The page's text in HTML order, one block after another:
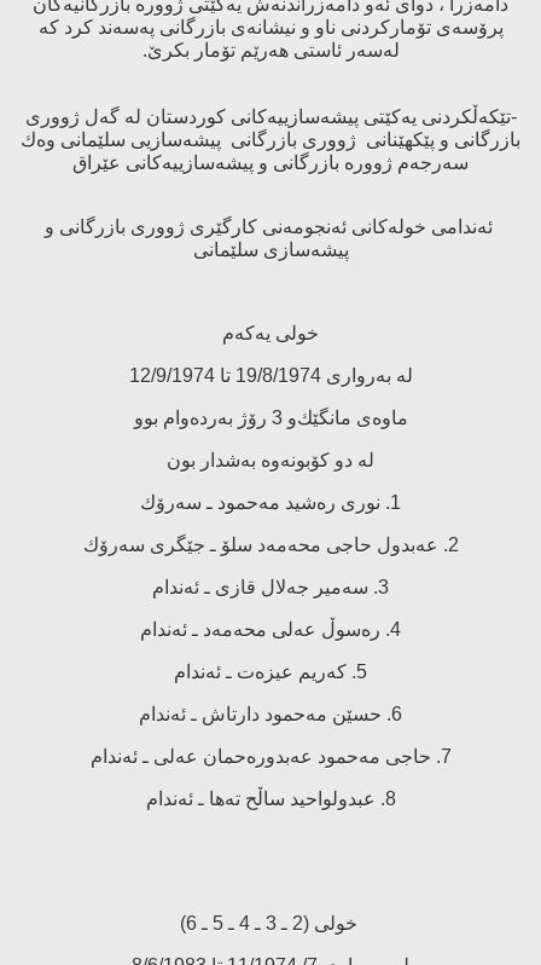
دامه‌زرا ، دوای‌ ئه‌و دامه‌زراندنه‌ش یه‌كێتی‌ ژووره‌ بازرگانیه‌كان
پرۆسه‌ی‌ تۆماركردنی‌ ناو و نیشانه‌ی‌ بازرگانی‌ په‌سه‌ند كرد كه‌
له‌سه‌ر ئاستی‌ هه‌رێم تۆمار بكرێ.
-تێكه‌ڵكردنی‌ یه‌كێتی‌ پیشه‌سازییه‌كانی‌ كوردستان له‌ گه‌ل ژووری‌
بازرگانی‌ و پێكهێنانی‌ ژووری‌ بازرگانی‌ پیشه‌سازیی سلێمانی‌ وه‌ك
سه‌رجه‌م ژووره‌ بازرگانی‌ و پیشه‌سازییه‌كانی‌ عێراق
ئەندامی خولەکانی ئەنجومەنی کارگێری ژووری بازرگانی و
پیشەسازی سلێمانی
خولی یەكەم
لە بەرواری 19/8/1974 تا 12/9/1974
ماوەی مانگێك‌و 3 رۆژ بەردەوام بوو
لە دو كۆبونەوە بەشدار بون
1. نوری رەشید مەحمود ـ سەرۆك
2. عەبدول حاجی محەمەد سلۆ ـ جێگری سەرۆك
3. سەمیر جەلال قازی ـ ئەندام
4. رەسوڵ عەلی محەمەد ـ ئەندام
5. كەریم عیزەت ـ ئەندام
6. حسێن مەحمود دارتاش ـ ئەندام
7. حاجی مەحمود عەبدورەحمان عەلی ـ ئەندام
8. عبدولواحید ساڵح تەها ـ ئەندام
خولی (2 ـ 3 ـ 4 ـ 5 ـ 6)